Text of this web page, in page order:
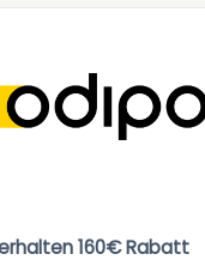
160€ Rabatt